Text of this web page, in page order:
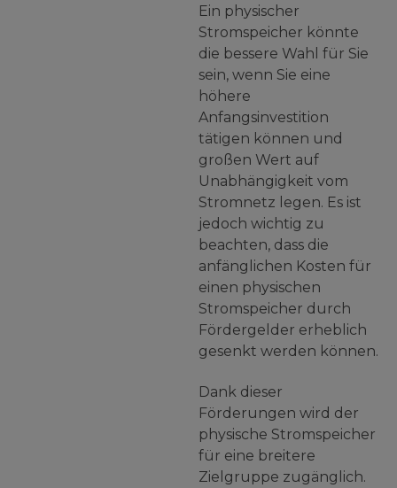
Ein physischer
Stromspeicher könnte
die bessere Wahl für Sie
sein, wenn Sie eine
höhere
Anfangsinvestition
tätigen können und
großen Wert auf
Unabhängigkeit vom
Stromnetz legen. Es ist
jedoch wichtig zu
beachten, dass die
anfänglichen Kosten für
einen physischen
Stromspeicher durch
Fördergelder erheblich
gesenkt werden können.
Dank dieser
Förderungen wird der
physische Stromspeicher
für eine breitere
Zielgruppe zugänglich.